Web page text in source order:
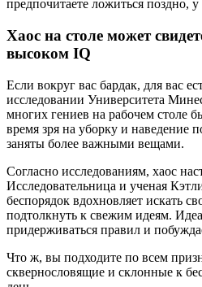
предпочитаете ложиться поздно,
Хаос на столе может
высоком IQ
Если вокруг вас бардак, для вас
исследовании Университета
многих гениев на рабочем столе
время зря на уборку и наведение
заняты более важными вещами.
Cогласно исследованиям, хаос
Исследовательница и ученая
беспорядок вдохновляет искать
подтолкнуть к свежим идеям.
придерживаться правил и
Что ж, вы подходите по всем
сквернословящие и склонные к